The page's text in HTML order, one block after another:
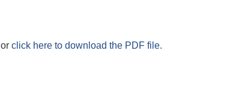
or click here to download the PDF file.